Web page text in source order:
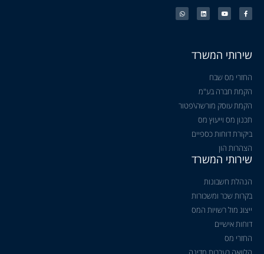
שירותי המשרד
החזרי מס שבח
הקמת חברה בע"מ
הקמת עוסק מורשה\פטור
תכנון מס וייעוץ מס
ביקורת דוחות כספיים
הצהרות הון
שירותי המשרד
הנהלת חשבונות
בקרות שכר ומשכורות
ייצוג מול רשויות המס
דוחות אישיים
החזרי מס